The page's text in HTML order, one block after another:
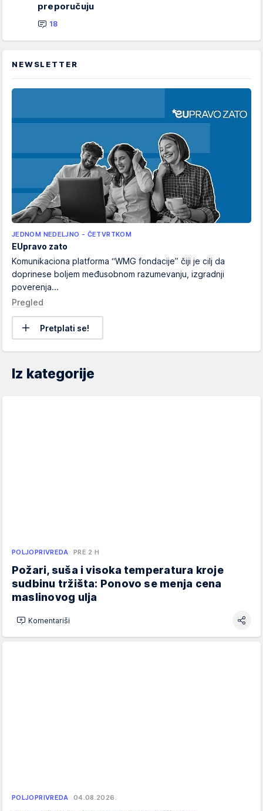
preporučuju
18
NEWSLETTER
JEDNOM NEDELJNO - ČETVRTKOM
EUpravo zato
Komunikaciona platforma “WMG fondacije” čiji je cilj da
doprinese boljem međusobnom razumevanju, izgradnji
poverenja...
Pregled
Pretplati se!
Iz kategorije
POLJOPRIVREDA PRE 2 H
Požari, suša i visoka temperatura kroje
sudbinu tržišta: Ponovo se menja cena
maslinovog ulja
Komentariši
POLJOPRIVREDA 04.08.2026.